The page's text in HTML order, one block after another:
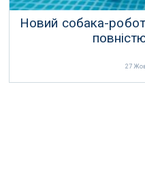
Новий собака-
27